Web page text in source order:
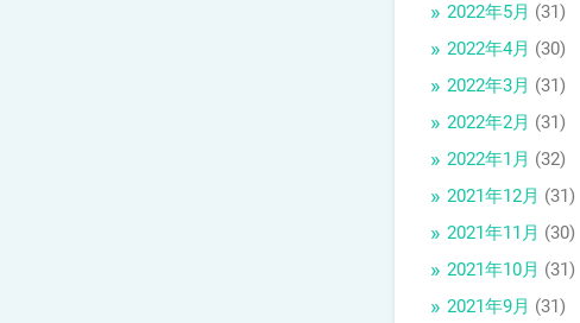
2022年5月 (31)
2022年4月 (30)
2022年3月 (31)
2022年2月 (31)
2022年1月 (32)
2021年12月 (31)
2021年11月 (30)
2021年10月 (31)
2021年9月 (31)